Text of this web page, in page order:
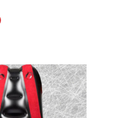
foreplay”.